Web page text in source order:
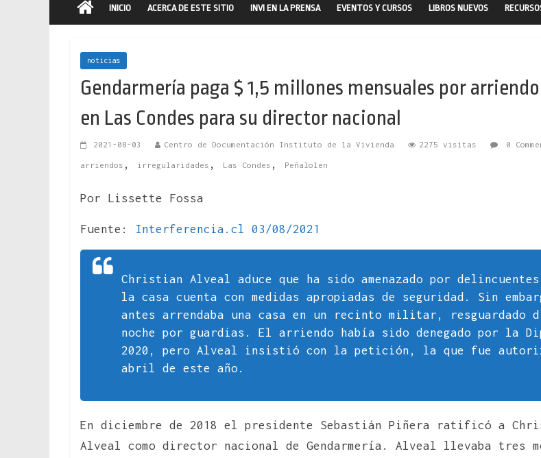
INICIO ACERCA DE ESTE SITIO INVI EN LA PRENSA EVENTOS Y CURSOS LIBROS NUEVOS
noticias
Gendarmería paga $ 1,5 millones mensuales por
en Las Condes para su director nacional
2021-08-03 Centro de Documentación Instituto de la Vivienda 2275 visitas 0
arriendos , irregularidades , Las Condes , Peñalolen
Por Lissette Fossa
Fuente: Interferencia.cl 03/08/2021
Christian Alveal aduce que ha sido amenazado por
la casa cuenta con medidas apropiadas de seguridad. Sin
antes arrendaba una casa en un recinto militar, resguardado
noche por guardias. El arriendo había sido denegado por la
2020, pero Alveal insistió con la petición, la que fue
abril de este año.
En diciembre de 2018 el presidente Sebastián Piñera ratificó a
Alveal como director nacional de Gendarmería. Alveal llevaba tres